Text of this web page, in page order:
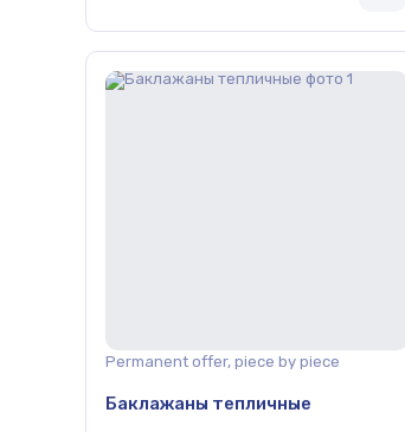
Permanent offer, piece by piece
Баклажаны тепличные